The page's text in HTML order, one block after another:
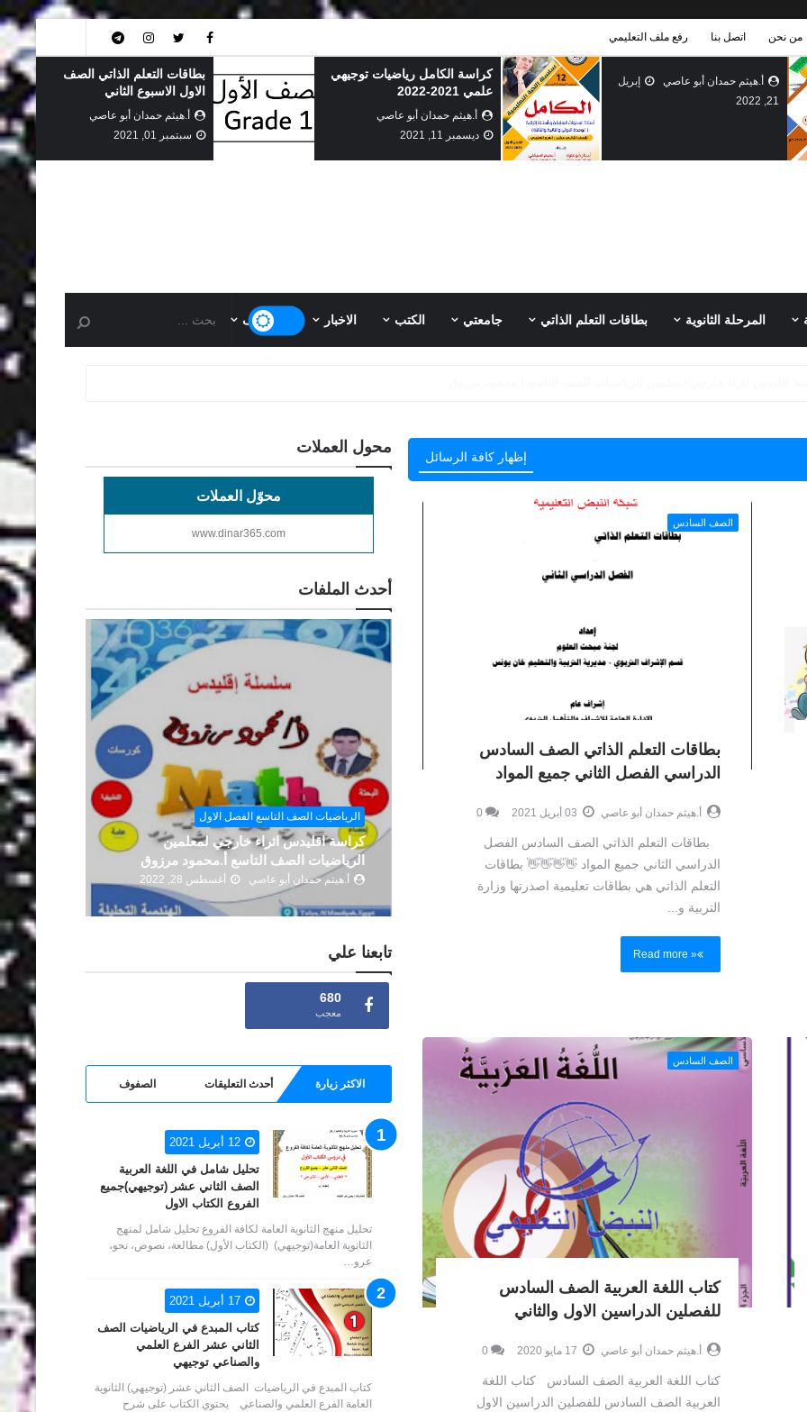
من نحن اتصل بنا رفع ملف التعليمي
كراسة الكامل رياضيات توجيهي
علمي 2021-2022
بطاقات التعلم الذاتي الصف
الاول الاسبوع الثاني
أ.هيثم حمدان أبو عاصي
سبتمبر 01, 2021
جميع بطاقات التعلم الذاتي
الفصل الاول (حكومة) 2021
أ.هيثم حمدان أبو عاصي
أغسطس 20, 2021
المرحلة الثانوية بطاقات التعلم الذاتي جامعتي الكتب الاخبار التوظيف
إظهار كافة الرسائل
الصف السادس
بطاقات التعلم الذاتي الصف السادس
الدراسي الفصل الثاني جميع المواد
أ.هيثم حمدان أبو عاصي 0
بطاقات التعلم الذاتي الصف السادس الفصل
الدراسي الثاني جميع المواد 👋👋👋👋 بطاقات
التعلم الذاتي هي بطاقات تعليمية اصدرتها وزارة
التربية و...
Read more »
الصف السادس
كتاب اللغة العربية الصف السادس
للفصلين الدراسين الاول والثاني
أ.هيثم حمدان أبو عاصي 0
كتاب اللغة العربية الصف السادس كتاب اللغة
العربية الصف السادس للفصلين الدراسين الاول
محول العملات
محوّل العملات
www.dinar365.com
أحدث الملفات
الرياضيات الصف التاسع الفصل الاول
كراسة اقليدس اثراء خارجي لمعلمين
الرياضيات الصف التاسع أ.محمود مرزوق
أ.هيثم حمدان أبو عاصي أغسطس 28, 2022
الرياضيات الصف العاشر الفصل الثاني
أ.هيثم حمدان أبو عاصي
إبريل 21, 2022
2022
أ.هيثم
تابعنا علي
680
معجب
الاكثر زيارة أحدث التعليقات الصفوف
12 أبريل 2021
تحليل شامل في اللغة العربية
الصف الثاني عشر (توجيهي)جميع
الفروع الكتاب الاول
تحليل منهج الثانوية العامة لكافة الفروع تحليل شامل لمنهج
الثانوية العامة(توجيهي) (الكتاب الأول) مطالعة، نصوص، نحو،
عرو…
17 أبريل 2021
كتاب المبدع في الرياضيات الصف
الثاني عشر الفرع العلمي
والصناعي توجيهي
كتاب المبدع في الرياضيات الصف الثاني عشر (توجيهي) الثانوية
العامة الفرع العلمي والصناعي يحتوي الكتاب على شرح